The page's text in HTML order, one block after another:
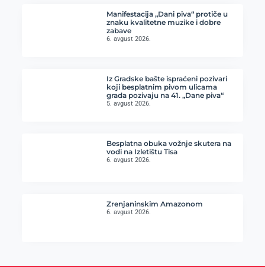
Manifestacija „Dani piva“ protiče u
znaku kvalitetne muzike i dobre
zabave
6. avgust 2026.
Iz Gradske bašte ispraćeni pozivari
koji besplatnim pivom ulicama
grada pozivaju na 41. „Dane piva“
5. avgust 2026.
Besplatna obuka vožnje skutera na
vodi na Izletištu Tisa
6. avgust 2026.
Zrenjaninskim Amazonom
6. avgust 2026.